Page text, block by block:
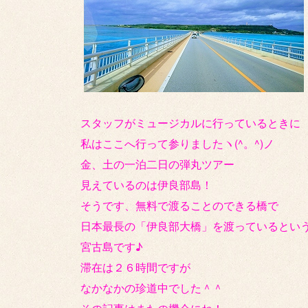
スタッフがミュージカルに行っているときに
私はここへ行って参りましたヽ(^。^)ノ
金、土の一泊二日の弾丸ツアー
見えているのは伊良部島！
そうです、無料で渡ることのできる橋で
日本最長の「伊良部大橋」を渡っているとい
宮古島です♪
滞在は２６時間ですが
なかなかの珍道中でした＾＾